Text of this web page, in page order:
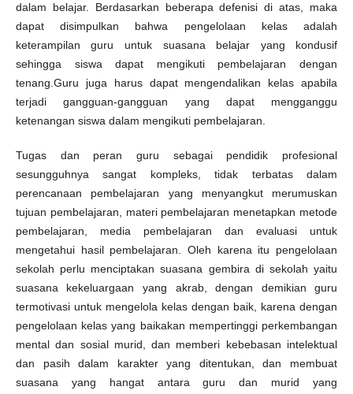
dalam belajar. Berdasarkan beberapa defenisi di atas, maka
dapat disimpulkan bahwa pengelolaan kelas adalah
keterampilan guru untuk suasana belajar yang kondusif
sehingga siswa dapat mengikuti pembelajaran dengan
tenang.Guru juga harus dapat mengendalikan kelas apabila
terjadi gangguan-gangguan yang dapat mengganggu
ketenangan siswa dalam mengikuti pembelajaran.
Tugas dan peran guru sebagai pendidik profesional
sesungguhnya sangat kompleks, tidak terbatas dalam
perencanaan pembelajaran yang menyangkut merumuskan
tujuan pembelajaran, materi pembelajaran menetapkan metode
pembelajaran, media pembelajaran dan evaluasi untuk
mengetahui hasil pembelajaran. Oleh karena itu pengelolaan
sekolah perlu menciptakan suasana gembira di sekolah yaitu
suasana kekeluargaan yang akrab, dengan demikian guru
termotivasi untuk mengelola kelas dengan baik, karena dengan
pengelolaan kelas yang baikakan mempertinggi perkembangan
mental dan sosial murid, dan memberi kebebasan intelektual
dan pasih dalam karakter yang ditentukan, dan membuat
suasana yang hangat antara guru dan murid yang